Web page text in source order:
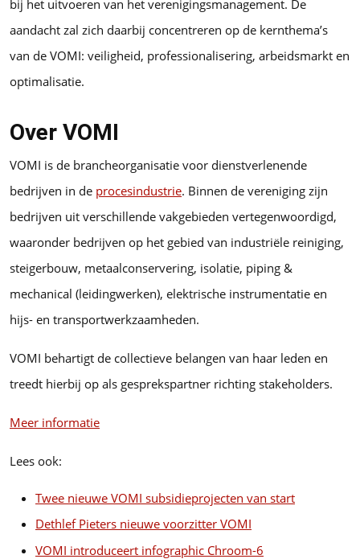
bij het uitvoeren van het verenigingsmanagement. De
aandacht zal zich daarbij concentreren op de kernthema’s
van de VOMI: veiligheid, professionalisering, arbeidsmarkt en
optimalisatie.
Over VOMI
VOMI is de brancheorganisatie voor dienstverlenende
bedrijven in de procesindustrie. Binnen de vereniging zijn
bedrijven uit verschillende vakgebieden vertegenwoordigd,
waaronder bedrijven op het gebied van industriële reiniging,
steigerbouw, metaalconservering, isolatie, piping &
mechanical (leidingwerken), elektrische instrumentatie en
hijs- en transportwerkzaamheden.
VOMI behartigt de collectieve belangen van haar leden en
treedt hierbij op als gesprekspartner richting stakeholders.
Meer informatie
Lees ook:
Twee nieuwe VOMI subsidieprojecten van start
Dethlef Pieters nieuwe voorzitter VOMI
VOMI introduceert infographic Chroom-6